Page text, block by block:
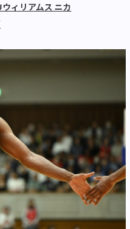
ウィリアムス ニカ